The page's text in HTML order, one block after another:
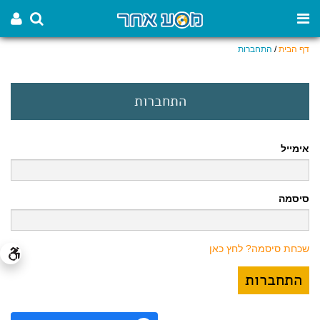
דף הבית/ התחברות
התחברות
אימייל
סיסמה
שכחת סיסמה? לחץ כאן